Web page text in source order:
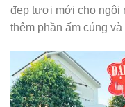
đẹp tươi mới cho ngôi
thêm phần ấm cúng